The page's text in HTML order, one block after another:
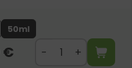
50ml
€